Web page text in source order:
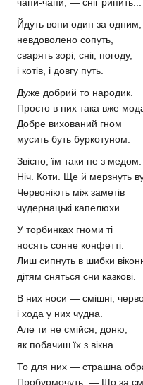
чапи-чапи, — сніг рипить...
Йдуть вони один за одним,
невдоволено сопуть,
сварять зорі, сніг, погоду,
і котів, і довгу путь.
Дуже добрий то народик.
Просто в них така вже
Добре вихований гном
мусить буть буркотуном.
Звісно, їм таки не з медом.
Ніч. Коти. Ще й мерзнуть
Червоніють між заметів
чудернацькі капелюхи.
У торбинках гноми ті
носять сонне конфетті.
Лиш сипнуть в шибки
дітям сняться сни казкові.
В них носи — смішні,
і хода у них чудна.
Але ти не смійся, доню,
як побачиш їх з вікна.
То для них — страшна
Пробурмочуть: — Що за